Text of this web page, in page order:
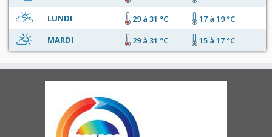
LUNDI
29 à 31 °C
17 à 19 °C
MARDI
29 à 31 °C 15 à 17 °C